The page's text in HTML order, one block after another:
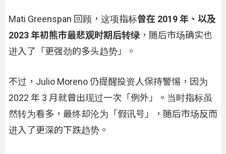
Mati Greenspan 回顾，这项指标曾在 2019 年、以及
2023 年初熊市最悲观时期后转绿，随后市场确实也
进入了「更强劲的多头趋势」。
不过，Julio Moreno 仍提醒投资人保持警惕，因为
2022 年 3 月就曾出现过一次「例外」。当时指标虽
然转为看多，最终却沦为「假讯号」，随后市场反而
进入了更深的下跌趋势。